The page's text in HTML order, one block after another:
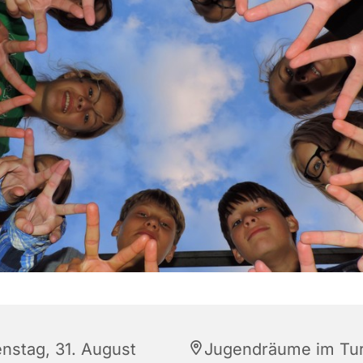
31. August Jugendräume im